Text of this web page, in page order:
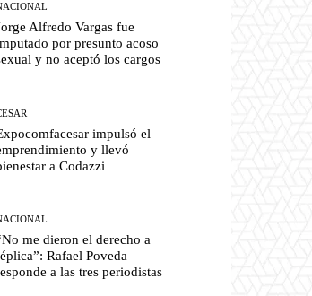
Alfredo Vargas fue
por presunto acoso
y no aceptó los cargos
impulsó el
y llevó
a Codazzi
me dieron el derecho a
Rafael Poveda
a las tres periodistas